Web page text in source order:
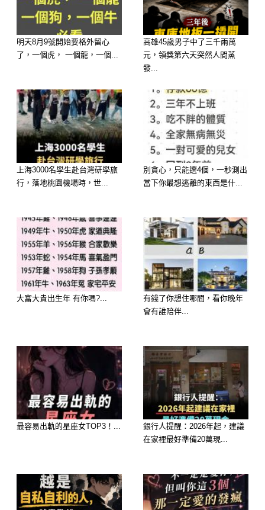
腹無聲嗚咽。
看著地板上滿是灰塵的胎兒信物——這
一家該走向何方，似乎並未結束。
喃喃自語：「阿志，如果你聽得到，請
撐下去吧，總有一天，我會讓那個畜生
付出代價。
延伸閱讀———————
歡迎來下水道觀看更多都市傳說👉
https://lihi3.cc/c5H8h
明天8月9號開始要格外留心
了，一個虎， 一個龍，一個...
高雄45歲男子中了三千兩萬
元，領獎第六天突然人間蒸
發...
上海3000名學生赴台灣研學旅
行，落地桃園機場時，世...
別貪心，只能選4個，一秒測出
當下你最想逃離的東西是什...
大富大貴出生年 有你嗎?...
有錢了你想住哪間，看你晚年
會有誰陪伴...
最容易出軌的星座女TOP3！...
銀行人提醒：2026年起，建議
在家裡最好準備20萬現...